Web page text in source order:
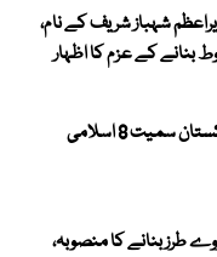
شہباز شریف کے نام،
بنانے کے عزم کا اظہار
غزہ میں اسرائیلی کارروائیوں پر پاکستان سمیت 8 اسلامی
طرز بنانے کا منصوبہ،